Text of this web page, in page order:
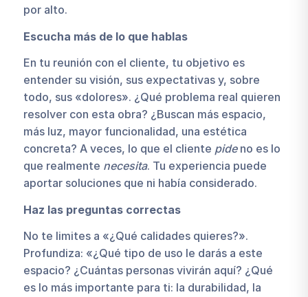
por alto.
Escucha más de lo que hablas
En tu reunión con el cliente, tu objetivo es
entender su visión, sus expectativas y, sobre
todo, sus «dolores». ¿Qué problema real quieren
resolver con esta obra? ¿Buscan más espacio,
más luz, mayor funcionalidad, una estética
concreta? A veces, lo que el cliente pideno es lo
que realmente necesita. Tu experiencia puede
aportar soluciones que ni había considerado.
Haz las preguntas correctas
No te limites a «¿Qué calidades quieres?».
Profundiza: «¿Qué tipo de uso le darás a este
espacio? ¿Cuántas personas vivirán aquí? ¿Qué
es lo más importante para ti: la durabilidad, la